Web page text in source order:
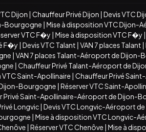
Dijon | Chauffeur Privé Dijon | Devis VTC
Bourgogne | Mise à disposition VTC Dijon-
VTC F�y | Mise à disposition VTC F�y |
F�y | Devis VTC Talant | VAN 7 places Talant |
| VAN 7 places Talant-Aéroport de Dijon-
| Chauffeur Privé Talant-Aéroport de
Saint-Apollinaire | Chauffeur Privé
Bourgogne | Réserver VTC Saint-
Privé Saint-Apollinaire-Aéroport de Dijon-
Longvic| Devis VTC Longvic-Aéroport
| Mise à disposition VTC Longvic-
| Réserver VTC Chenôve | Mise à